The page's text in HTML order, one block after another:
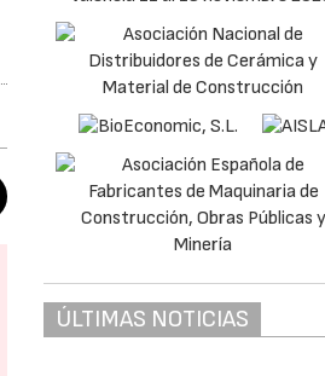
ÚLTIMAS NOTICIAS